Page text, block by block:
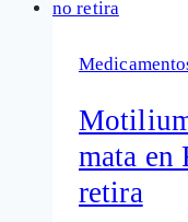
mata en
retira